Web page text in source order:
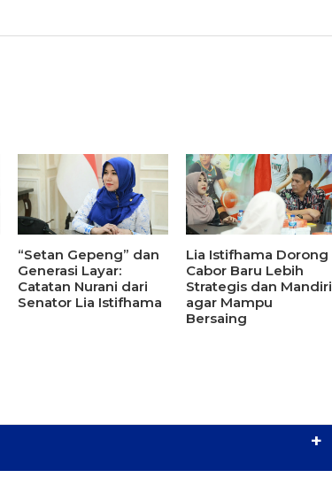
“Setan Gepeng” dan
Generasi Layar:
Catatan Nurani dari
Senator Lia Istifhama
Lia Istifhama Dorong
Cabor Baru Lebih
Strategis dan Mandiri
agar Mampu
Bersaing
+